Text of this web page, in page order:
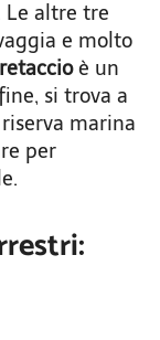
Le altre tre
e molto
è un
si trova a
marina
per